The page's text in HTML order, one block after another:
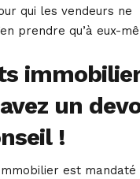
qui les vendeurs ne
prendre qu’à eux-
un
!
est mandaté